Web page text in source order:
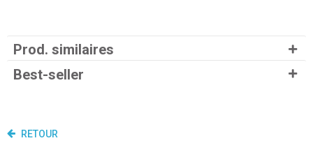
Prod. similaires
Best-seller
RETOUR